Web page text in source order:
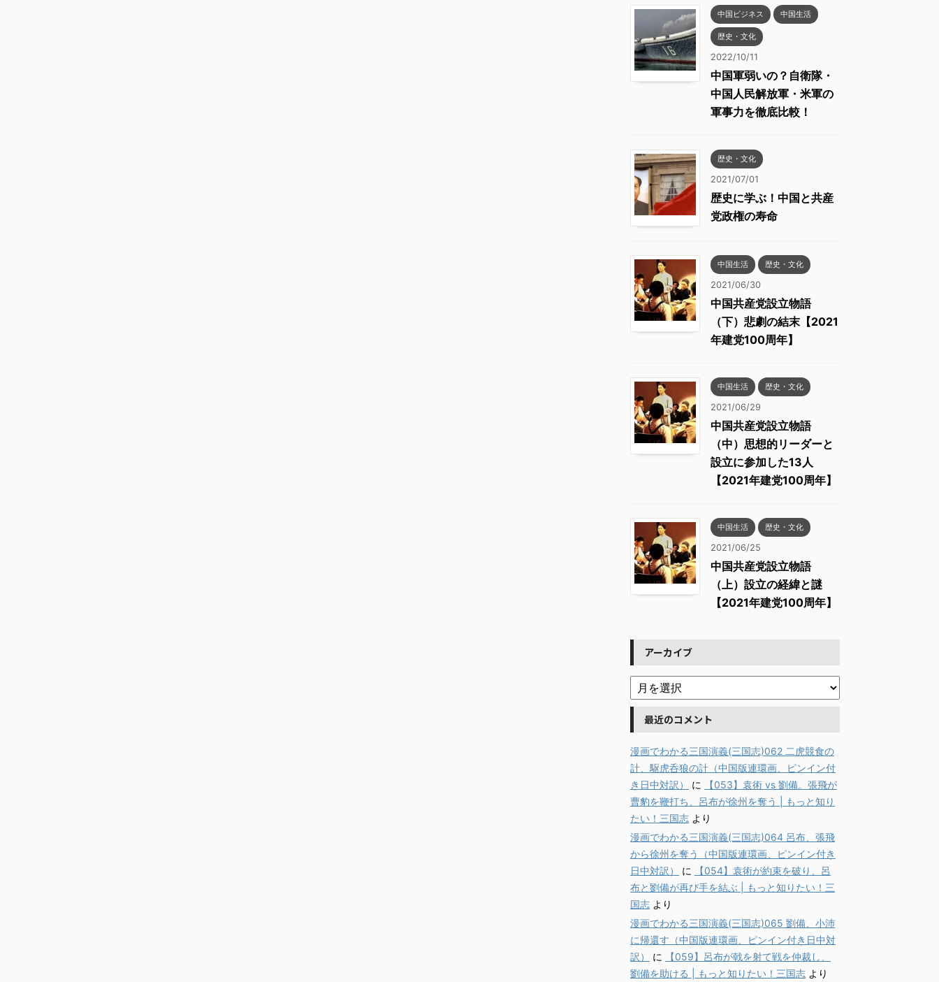
中国ビジネス 中国生活
歴史・文化
2022/10/11
中国軍弱いの？自衛隊・
中国人民解放軍・米軍の
軍事力を徹底比較！
歴史・文化
2021/07/01
歴史に学ぶ！中国と共産
党政権の寿命
中国生活 歴史・文化
2021/06/30
中国共産党設立物語
（下）悲劇の結末【2021
年建党100周年】
中国生活 歴史・文化
2021/06/29
中国共産党設立物語
（中）思想的リーダーと
設立に参加した13人
【2021年建党100周年】
中国生活 歴史・文化
2021/06/25
中国共産党設立物語
（上）設立の経緯と謎
【2021年建党100周年】
アーカイブ
最近のコメント
漫画でわかる三国演義(三国志)062 二虎競食の
計、駆虎呑狼の計（中国版連環画、ピンイン付
き日中対訳）
に
【053】袁術 vs 劉備。張飛が
曹豹を鞭打ち、呂布が徐州を奪う | もっと知り
たい！三国志 より
漫画でわかる三国演義(三国志)064 呂布、張飛
から徐州を奪う（中国版連環画、ピンイン付き
日中対訳）
に
【054】袁術が約束を破り、呂
布と劉備が再び手を結ぶ | もっと知りたい！三
国志 より
漫画でわかる三国演義(三国志)065 劉備、小沛
に帰還す（中国版連環画、ピンイン付き日中対
訳）
に
【059】呂布が戟を射て戦を仲裁し、
劉備を助ける | もっと知りたい！三国志 より